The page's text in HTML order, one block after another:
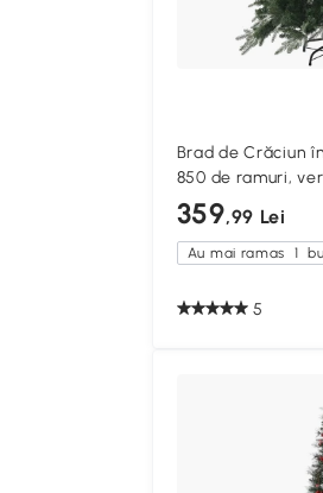
Brad de Crăciun
850 de ramuri,
359,99 Lei
Au mai ramas 1
5